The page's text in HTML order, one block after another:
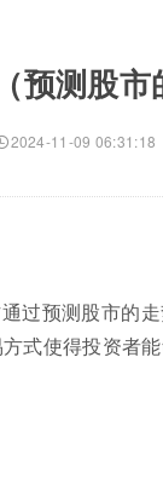
测股市
2024-11-09 06:31:18
过预测股市的
式使得投资者